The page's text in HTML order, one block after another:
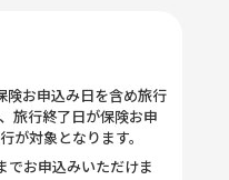
険お申込み日を含め旅行
旅行終了日が保険お申
が対象となります。
でお申込みいただけま